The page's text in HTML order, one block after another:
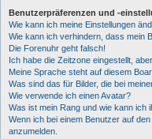
Benutzerpräferenzen und -
Wie kann ich meine Einstellungen
Wie kann ich verhindern, dass mein
Die Forenuhr geht falsch!
Ich habe die Zeitzone eingestellt,
Meine Sprache steht auf diesem
Was sind das für Bilder, die bei
Wie verwende ich einen Avatar?
Was ist mein Rang und wie kann ich
Wenn ich bei einem Benutzer auf
anzumelden.